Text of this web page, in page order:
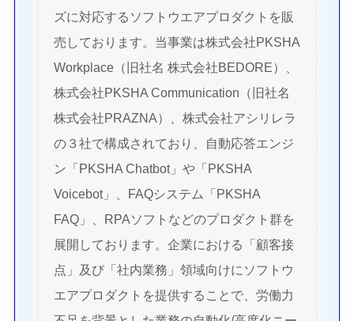
ズに対応するソフトウエアプロダクトを販
売しております。当事業は株式会社PKSHA
Workplace（旧社名 株式会社BEDORE）、
株式会社PKSHA Communication（旧社名
株式会社PRAZNA）、株式会社アシリレラ
の３社で構成されており、自動応答エンジ
ン「PKSHA Chatbot」や「PKSHA
Voicebot」、FAQシステム「PKSHA
FAQ」、RPAソフトなどのプロダクト群を
展開しております。企業における「顧客接
点」及び「社内業務」領域向けにソフトウ
エアプロダクトを提供することで、労働力